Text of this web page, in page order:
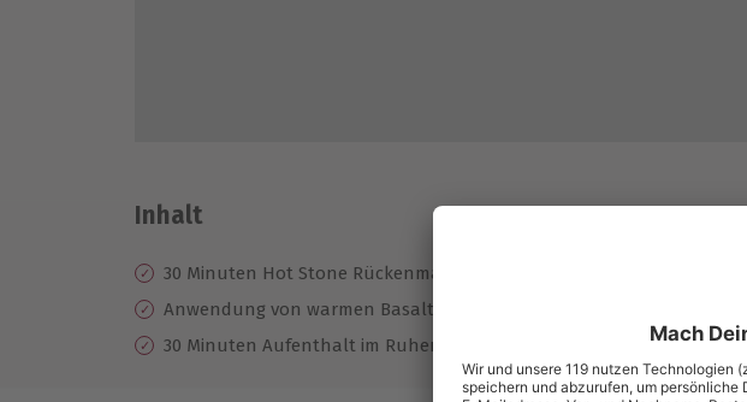
Inhalt
30 Minuten Hot Stone Rückenmassage
Anwendung von warmen Basalt-Steinen und naturreinen Ölen
30 Minuten Aufenthalt im Ruheraum "Waldbach"